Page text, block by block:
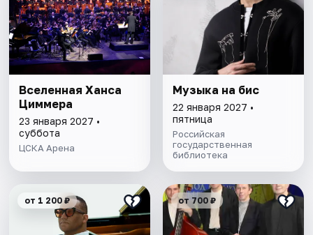
Вселенная Ханса
Циммера
23 января 2027 •
суббота
ЦСКА Арена
Музыка на бис
22 января 2027 •
пятница
Российская
государственная
библиотека
от 1 200 ₽ от 700 ₽